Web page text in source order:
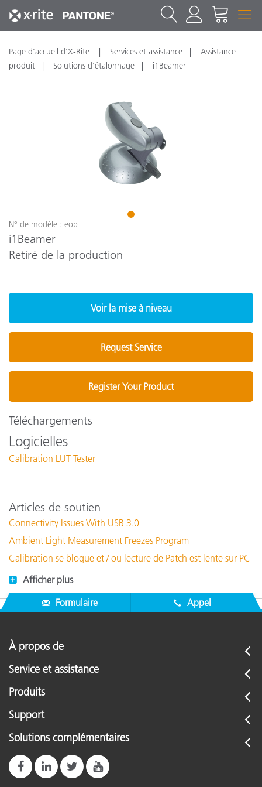
Page d’accueil d’X-Rite Services et assistance
Assistance
produit
Solutions d’étalonnage i1Beamer
1
N° de modèle : eob
i1Beamer
Retiré de la production
Voir la mise à niveau
Request Service
Register Your Product
Téléchargements
Logicielles
Calibration LUT Tester
Articles de soutien
Connectivity Issues With USB 3.0
Ambient Light Measurement Freezes Program
Calibration se bloque et / ou lecture de Patch est lente sur PC
Afficher plus
Formulaire
Appel
À propos de
Service et assistance
Produits
Support
Solutions complémentaires